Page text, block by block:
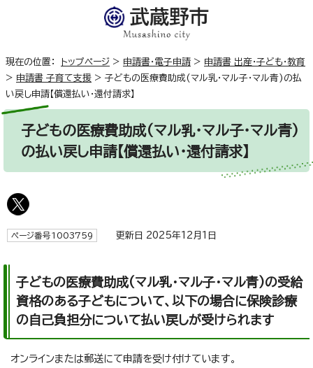
現在の位置： トップページ > 申請書・電子申請 > 申請書 出産・子ども・教育
> 申請書 子育て支援 > 子どもの医療費助成(マル乳・マル子・マル青)の払
い戻し申請【償還払い・還付請求】
子どもの医療費助成(マル乳・マル子・マル青)
の払い戻し申請【償還払い・還付請求】
ページ番号1003759 更新日 2025年12月1日
子どもの医療費助成(マル乳・マル子・マル青)の受給
資格のある子どもについて、以下の場合に保険診療
の自己負担分について払い戻しが受けられます
オンラインまたは郵送にて申請を受け付けています。